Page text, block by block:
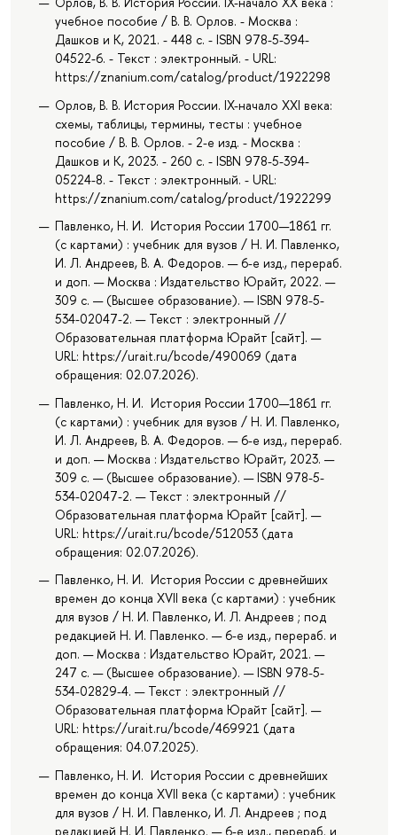
учебное пособие / В. В. Орлов. - Москва :
Дашков и К, 2021. - 448 с. - ISBN 978-5-394-
04522-6. - Текст : электронный. - URL:
https://znanium.com/catalog/product/1922298
Орлов, В. В. История России. IX-начало XXI века:
схемы, таблицы, термины, тесты : учебное
пособие / В. В. Орлов. - 2-е изд. - Москва :
Дашков и К, 2023. - 260 с. - ISBN 978-5-394-
05224-8. - Текст : электронный. - URL:
https://znanium.com/catalog/product/1922299
Павленко, Н. И. История России 1700—1861 гг.
(с картами) : учебник для вузов / Н. И. Павленко,
И. Л. Андреев, В. А. Федоров. — 6-е изд., перераб.
и доп. — Москва : Издательство Юрайт, 2022. —
309 с. — (Высшее образование). — ISBN 978-5-
534-02047-2. — Текст : электронный //
Образовательная платформа Юрайт [сайт]. —
URL: https://urait.ru/bcode/490069 (дата
обращения: 02.07.2026).
Павленко, Н. И. История России 1700—1861 гг.
(с картами) : учебник для вузов / Н. И. Павленко,
И. Л. Андреев, В. А. Федоров. — 6-е изд., перераб.
и доп. — Москва : Издательство Юрайт, 2023. —
309 с. — (Высшее образование). — ISBN 978-5-
534-02047-2. — Текст : электронный //
Образовательная платформа Юрайт [сайт]. —
URL: https://urait.ru/bcode/512053 (дата
обращения: 02.07.2026).
Павленко, Н. И. История России с древнейших
времен до конца XVII века (с картами) : учебник
для вузов / Н. И. Павленко, И. Л. Андреев ; под
редакцией Н. И. Павленко. — 6-е изд., перераб. и
доп. — Москва : Издательство Юрайт, 2021. —
247 с. — (Высшее образование). — ISBN 978-5-
534-02829-4. — Текст : электронный //
Образовательная платформа Юрайт [сайт]. —
URL: https://urait.ru/bcode/469921 (дата
обращения: 04.07.2025).
Павленко, Н. И. История России с древнейших
времен до конца XVII века (с картами) : учебник
для вузов / Н. И. Павленко, И. Л. Андреев ; под
редакцией Н. И. Павленко. — 6-е изд., перераб. и